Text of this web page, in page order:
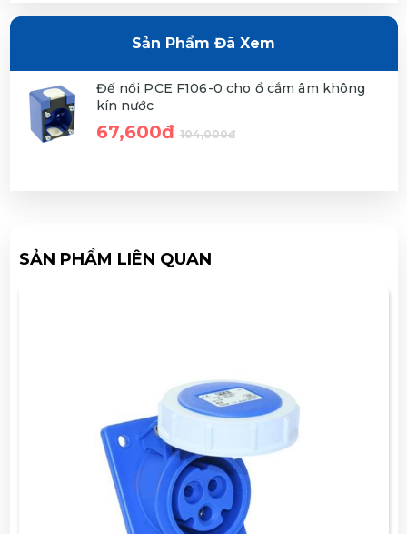
Sản Phẩm Đã Xem
Đế nổi PCE F106-0 cho ổ cắm âm không
kín nước
67,600đ 104,000đ
SẢN PHẨM LIÊN QUAN